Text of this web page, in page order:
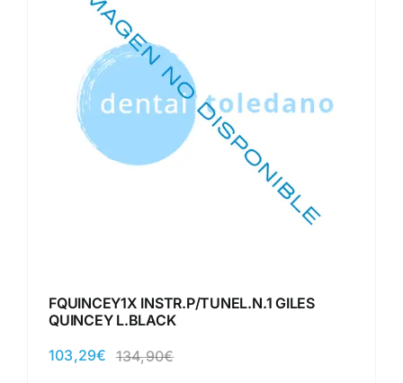
FQUINCEY1X INSTR.P/TUNEL.N.1 GILES
QUINCEY L.BLACK
134,90€El
103,29€
El